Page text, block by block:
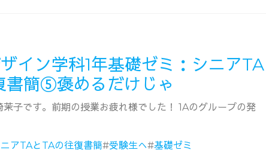
イン学科1年基礎ゼミ：シニアTA
書簡⑤褒めるだけじゃ
子です。前期の授業お疲れ様でした！ 1Aのグループの発
アTAとTAの往復書簡#受験生へ#基礎ゼミ